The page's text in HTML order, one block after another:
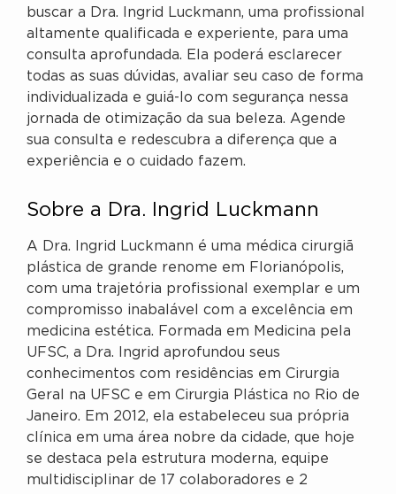
buscar a Dra. Ingrid Luckmann, uma profissional
altamente qualificada e experiente, para uma
consulta aprofundada. Ela poderá esclarecer
todas as suas dúvidas, avaliar seu caso de forma
individualizada e guiá-lo com segurança nessa
jornada de otimização da sua beleza. Agende
sua consulta e redescubra a diferença que a
experiência e o cuidado fazem.
Sobre a Dra. Ingrid Luckmann
A Dra. Ingrid Luckmann é uma médica cirurgiã
plástica de grande renome em Florianópolis,
com uma trajetória profissional exemplar e um
compromisso inabalável com a excelência em
medicina estética. Formada em Medicina pela
UFSC, a Dra. Ingrid aprofundou seus
conhecimentos com residências em Cirurgia
Geral na UFSC e em Cirurgia Plástica no Rio de
Janeiro. Em 2012, ela estabeleceu sua própria
clínica em uma área nobre da cidade, que hoje
se destaca pela estrutura moderna, equipe
multidisciplinar de 17 colaboradores e 2